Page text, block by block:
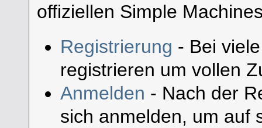
offiziellen Simple
Registrierung - Bei
registrieren um vollen
Anmelden - Nach der
sich anmelden, um auf